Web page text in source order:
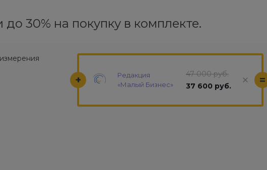
30% на покупку в комплекте.
Редакция
«Малый Бизнес»
47 000 руб.
37 600 руб.
+ =